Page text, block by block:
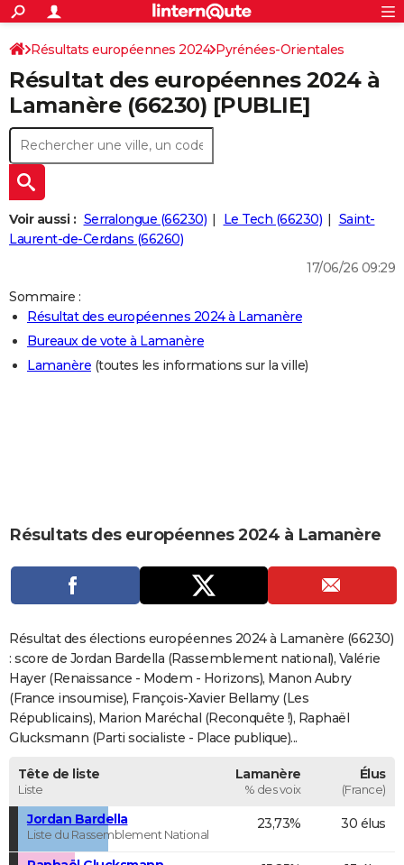
ACTUALITÉS
Politique
Société
Faits Divers
Education
Monde
Villes
+
SPORT
Coupe du monde 2026
Football
Tennis
Cyclisme
Rugby
Forum
Programme TV
TNT
Streaming
Cinéma
Sorties cinéma
Musique
+
FINANCE
Retraite
Impôts
Epargne
Immobilier
Risques naturels par ville
Banque
Assurance
Crédit
AUTO
Essais
Réserver un essai
Citadines
Berlines
SUV
Forum auto
+
HIGH-TECH
Mobiles
Meilleur smartphone
Internet
Ordinateurs
Jeux vidéo
Guide high-tech
+
BRICOLAGE
Guides de France
Escapades
Patrimoine
Expositions
Musées
Week-end nature
LIFESTYLE
Art de vivre
Bien-être
Loisirs
Mode
Modes de vie
CARTE DE VOEUX
Carte de Noël
Carte Bonne année
Carte Saint-Valentin
Carte Pâques
Carte d'anniversaire
DICTIONNAIRE
Dictionnaire
Biographies
Citations
Expressions
Proverbes
PROGRAMME TV
COPAINS D'AVANT
S'inscrire
Se connecter
Lycées
Collèges
Primaires
Universités
Entreprises
Service militaire
Avis de recherche
AVIS DE DÉCÈS
FORUM
Rechercher
S'inscrire
Connexion
Résultats européennes 2024 Pyrénées-Orientales
Résultat des européennes 2024 à
Lamanère (66230) [PUBLIE]
Voir aussi : Serralongue (66230) Le Tech (66230)
Saint-
Laurent-de-Cerdans (66260)
17/06/26 09:29
Sommaire :
Résultat des européennes 2024 à Lamanère
Bureaux de vote à Lamanère
Lamanère (toutes les informations sur la ville)
Résultats des européennes 2024 à Lamanère
Résultat des élections européennes 2024 à Lamanère (66230)
: score de Jordan Bardella (Rassemblement national), Valérie
Hayer (Renaissance - Modem - Horizons), Manon Aubry
(France insoumise), François-Xavier Bellamy (Les
Républicains), Marion Maréchal (Reconquête !), Raphaël
Glucksmann (Parti socialiste - Place publique)...
Tête de liste
Liste
Lamanère
% des voix
Élus
(France)
Jordan Bardella
Liste du Rassemblement National
23,73% 30 élus